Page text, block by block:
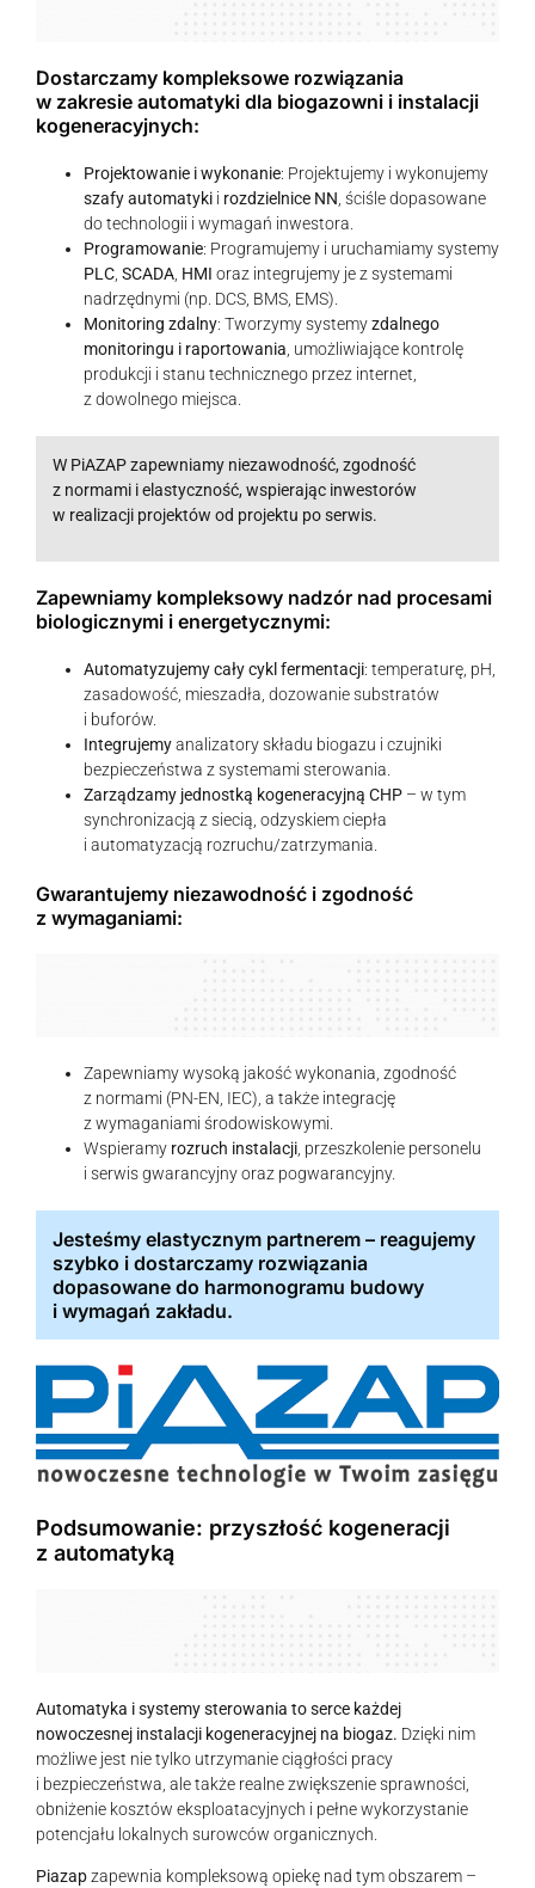
Dostarczamy kompleksowe rozwiązania
w zakresie automatyki dla biogazowni i instalacji
kogeneracyjnych:
Projektowanie i wykonanie: Projektujemy i wykonujemy
szafy automatyki i rozdzielnice NN , ściśle dopasowane
do technologii i wymagań inwestora.
Programowanie: Programujemy i uruchamiamy systemy
PLC SCADA HMI oraz integrujemy je z systemami
nadrzędnymi (np. DCS, BMS, EMS).
Monitoring zdalny: Tworzymy systemyzdalnego
monitoringu i raportowania , umożliwiające kontrolę
produkcji i stanu technicznego przez internet,
z dowolnego miejsca.
W PiAZAP zapewniamy niezawodność, zgodność
z normami i elastyczność, wspierając inwestorów
w realizacji projektów od projektu po serwis.
Zapewniamy kompleksowy nadzór nad procesami
biologicznymi i energetycznymi:
Automatyzujemy cały cykl fermentacji: temperaturę, pH,
zasadowość, mieszadła, dozowanie substratów
i buforów.
Integrujemyanalizatory składu biogazu i czujniki
bezpieczeństwa z systemami sterowania.
Zarządzamy jednostką kogeneracyjną CHP – w tym
synchronizacją z siecią, odzyskiem ciepła
i automatyzacją rozruchu/zatrzymania.
Gwarantujemy niezawodność i zgodność
z wymaganiami:
Zapewniamy wysoką jakość wykonania, zgodność
z normami (PN-EN, IEC), a także integrację
z wymaganiami środowiskowymi.
Wspieramy rozruch instalacji , przeszkolenie personelu
i serwis gwarancyjny oraz pogwarancyjny.
Jesteśmy elastycznym partnerem – reagujemy
szybko i dostarczamy rozwiązania
dopasowane do harmonogramu budowy
i wymagań zakładu.
Podsumowanie: przyszłość kogeneracji
z automatyką
Automatyka i systemy sterowania to serce każdej
nowoczesnej instalacji kogeneracyjnej na biogaz. Dzięki nim
możliwe jest nie tylko utrzymanie ciągłości pracy
i bezpieczeństwa, ale także realne zwiększenie sprawności,
obniżenie kosztów eksploatacyjnych i pełne wykorzystanie
potencjału lokalnych surowców organicznych.
Piazapzapewnia kompleksową opiekę nad tym obszarem –